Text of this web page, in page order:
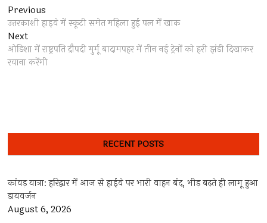
Post
navigation
Previous
post:
उत्तरकाशी हाइवे में स्कूटी समेत महिला हुई पल में खाक
NextNext
post:
ओडिशा में राष्ट्रपति द्रौपदी मुर्मू बादामपहर में तीन नई ट्रेनों को हरी झंडी दिखाकर
रवाना करेंगी
RECENT POSTS
कांवड़ यात्रा: हरिद्वार में आज से हाईवे पर भारी वाहन बंद, भीड़ बढ़ते ही लागू हुआ
डायवर्जन
August 6, 2026